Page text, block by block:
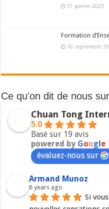
31 janvier 2023
Formation
10 septembre
Ce qu'on dit de nous
Chuan Tong
5.0
Basé sur 19 avis
powered by Google
évaluez-nous sur
Armand Munoz
6 years ago
Si